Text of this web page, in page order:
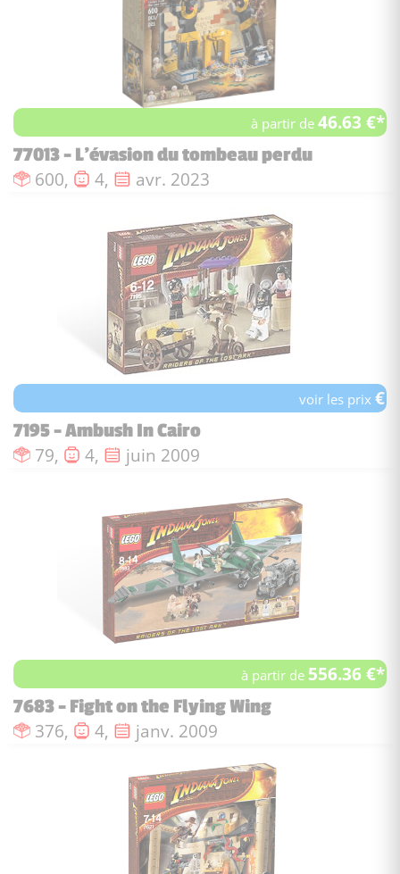
à partir de46.63 €*
77013 - L’évasion du tombeau perdu
Nombre de pièces :
600, Nombre de figurines :
4, Date de sortie :
avr. 2023
voir les prix€
7195 - Ambush In Cairo
Nombre de pièces :
79, Nombre de figurines :
4, Date de sortie :
juin 2009
à partir de 556.36 €*
7683 - Fight on the Flying Wing
Nombre de pièces :
376, Nombre de figurines :
4, Date de sortie :
janv. 2009